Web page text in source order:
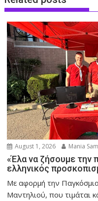
August 1, 2026 Mania
«Έλα να ζήσουμε την
ελληνικός
Με αφορμή την
Μαντηλιού, που τιμάται